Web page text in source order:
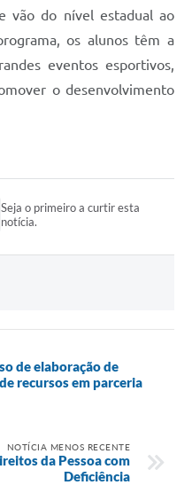
vão do nível estadual ao
os alunos têm a
eventos esportivos,
o desenvolvimento
Seja o primeiro a curtir esta
notícia.
de elaboração de
recursos em parceria
NOTÍCIA MENOS RECENTE
da Pessoa com
Deficiência